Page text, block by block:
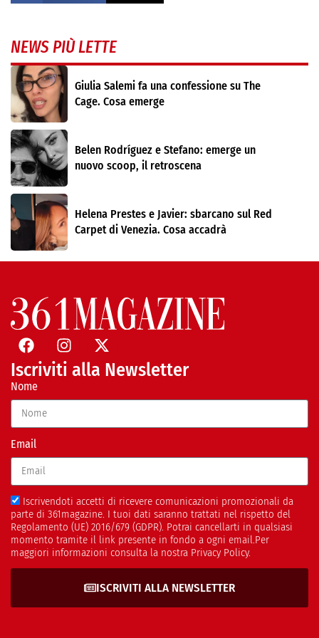
NEWS PIÙ LETTE
Giulia Salemi fa una confessione su The
Cage. Cosa emerge
Belen Rodríguez e Stefano: emerge un
nuovo scoop, il retroscena
Helena Prestes e Javier: sbarcano sul Red
Carpet di Venezia. Cosa accadrà
Iscriviti alla Newsletter
Nome
Email
Iscrivendoti accetti di ricevere comunicazioni promozionali da
parte di 361magazine. I tuoi dati saranno trattati nel rispetto del
Regolamento (UE) 2016/679 (GDPR). Potrai cancellarti in qualsiasi
momento tramite il link presente in fondo a ogni email.Per
maggiori informazioni consulta la nostra Privacy Policy.
ISCRIVITI ALLA NEWSLETTER